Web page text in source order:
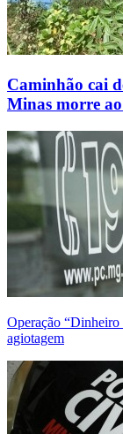
Caminhão cai
Minas morre
Operação “Dinheiro
agiotagem